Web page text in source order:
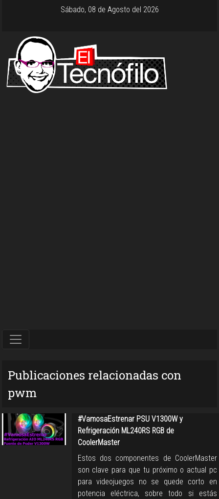
Sábado, 08 de Agosto del 2026
Publicaciones relacionadas con
pwm
#VamosaEstrenar PSU V1300W y
Refrigeración ML240RS RGB de
CoolerMaster
Estos dos componentes de CoolerMaster
son clave para que tu próximo o actual pc
para videojuegos no se quede corto en
potencia eléctrica, sobre todo si estás